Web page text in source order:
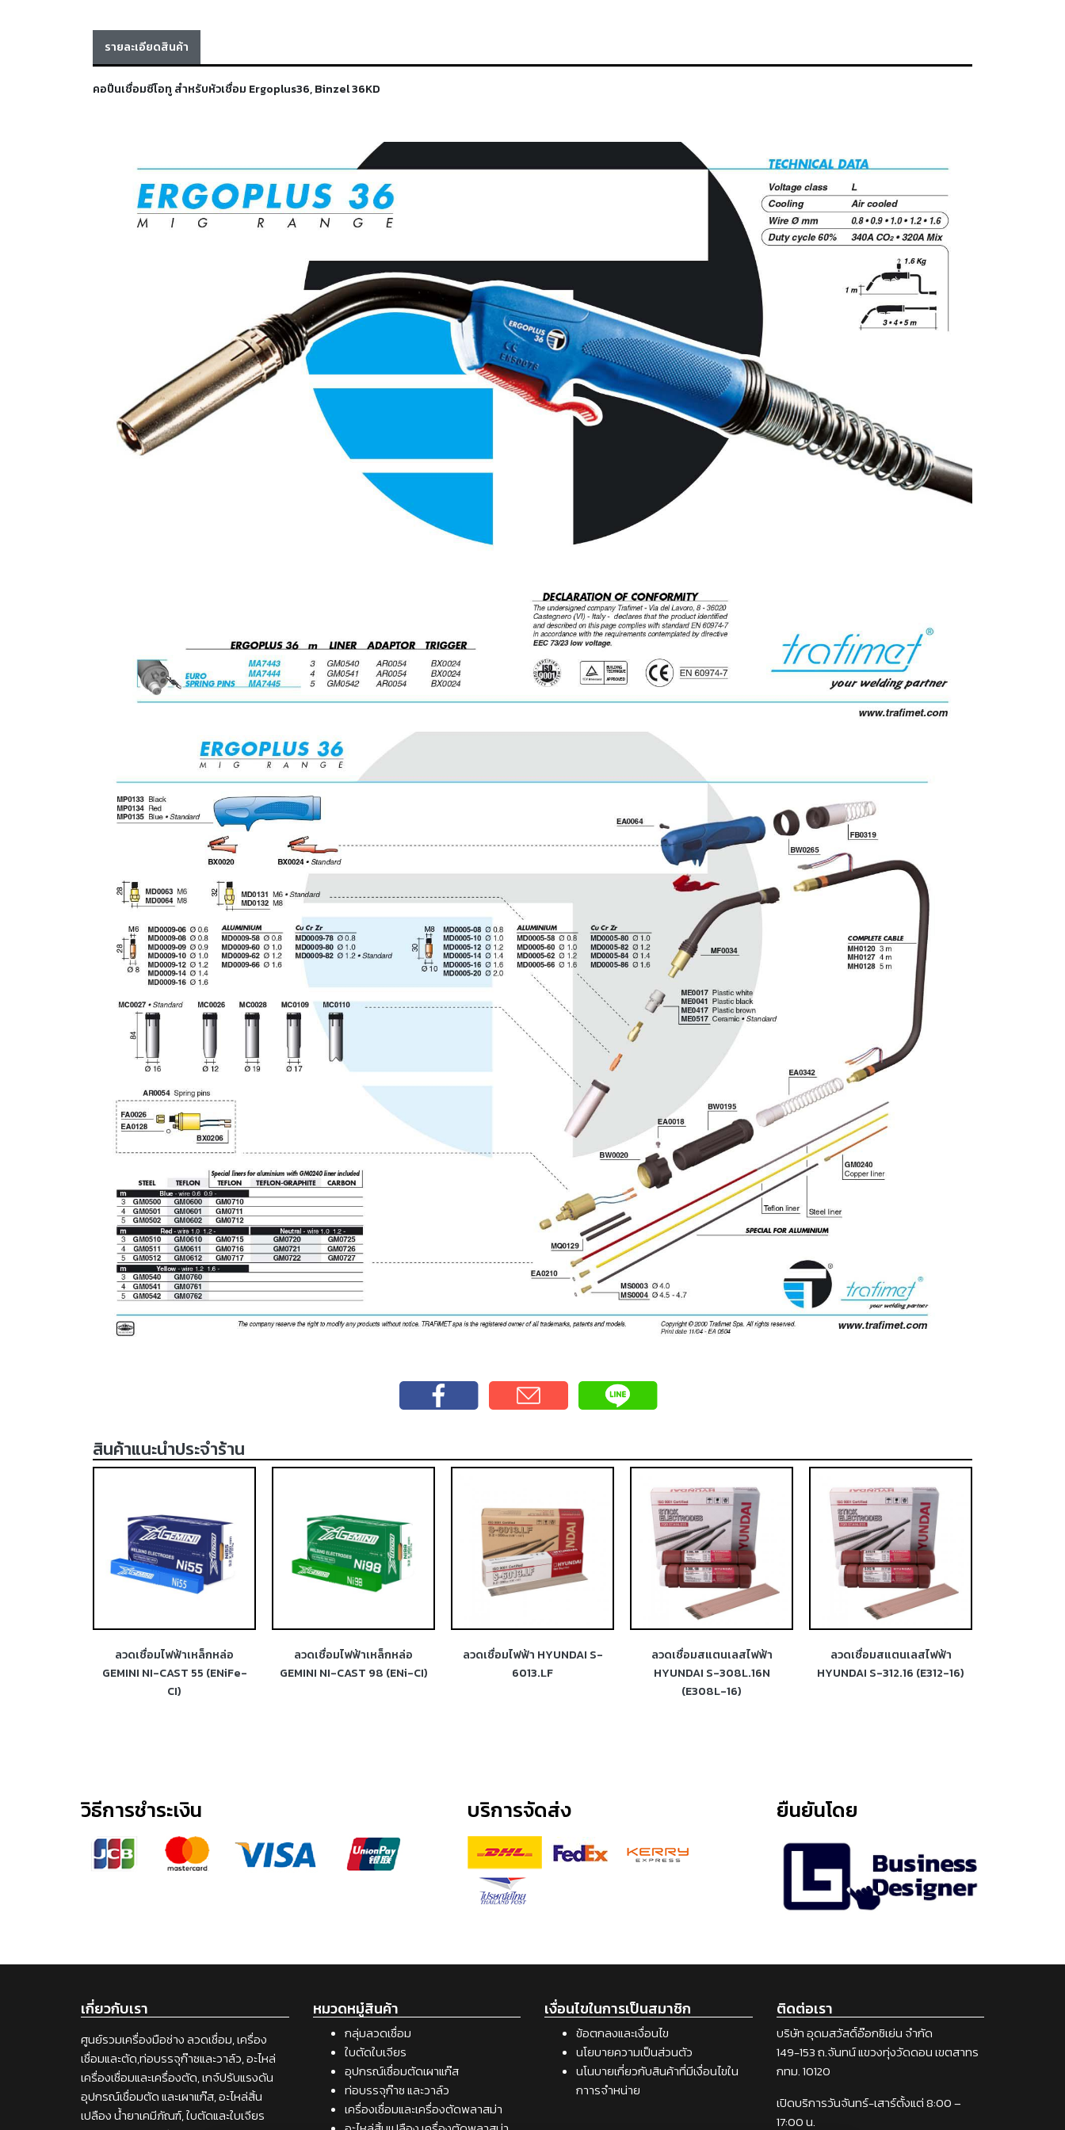
รายละเอียดสินค้า
คอปืนเชื่อมซีโอทู สำหรับหัวเชื่อม Ergoplus36, Binzel 36KD
สินค้าแนะนำประจำร้าน
ลวดเชื่อมไฟฟ้าเหล็กหล่อ
GEMINI NI-CAST 98 (ENi-CI)
ลวดเชื่อมไฟฟ้า HYUNDAI S-
6013.LF
ลวดเชื่อมสแตนเลสไฟฟ้า
HYUNDAI S-308L.16N
ลวดเชื่อมสแตนเลสไฟฟ้า
HYUNDAI S-312.16 (E312-16)
ลวดเชื่อมไฟฟ้า INCONEL
HYUNDAI SR-625 (ENiCrMo-
วิธีการชำระเงิน บริการจัดส่ง ยืนยันโดย
เกี่ยวกับเรา
ศูนย์รวมเครื่องมือช่าง ลวดเชื่อม, เครื่อง
เชื่อมและตัด,ท่อบรรจุก๊าซและวาล์ว, อะไหล่
เครื่องเชื่อมและเครื่องตัด, เกจ์ปรับแรงดัน
อุปกรณ์เชื่อมตัด และเผาแก๊ส, อะไหล่สิ้น
เปลือง น้ำยาเคมีภัณฑ์, ใบตัดและใบเจียร
หมวดหมู๋สินค้า
กลุ่มลวดเชื่อม
ใบตัดใบเจียร
อุปกรณ์เชื่อมตัดเผาแก๊ส
ท่อบรรจุก๊าซ และวาล์ว
เครื่องเชื่อมและเครื่องตัดพลาสม่า
เงื่อนไขในการเป็นสมาชิก
ข้อตกลงและเงื่อนไข
นโยบายความเป็นส่วนตัว
นโนบายเกี่ยวกับสินค้าที่มีเงื่อนไขใน
กาารจำหน่าย
ติดต่อเรา
บริษัท อุดมสวัสดิ์อ๊อกซิเย่น จำกัด
149-153 ถ.จันทน์ แขวงทุ่งวัดดอน เขตสาทร
กทม. 10120
เปิดบริการวันจันทร์-เสาร์ตั้งแต่ 8:00 –
17:00 น.